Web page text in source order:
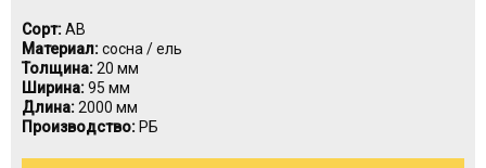
Сорт:AB
Материал:сосна / ель
Толщина:20 мм
Ширина:95 мм
Длина:2000 мм
Производство: РБ